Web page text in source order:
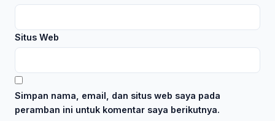
Situs Web
Simpan nama, email, dan situs web saya pada
peramban ini untuk komentar saya berikutnya.